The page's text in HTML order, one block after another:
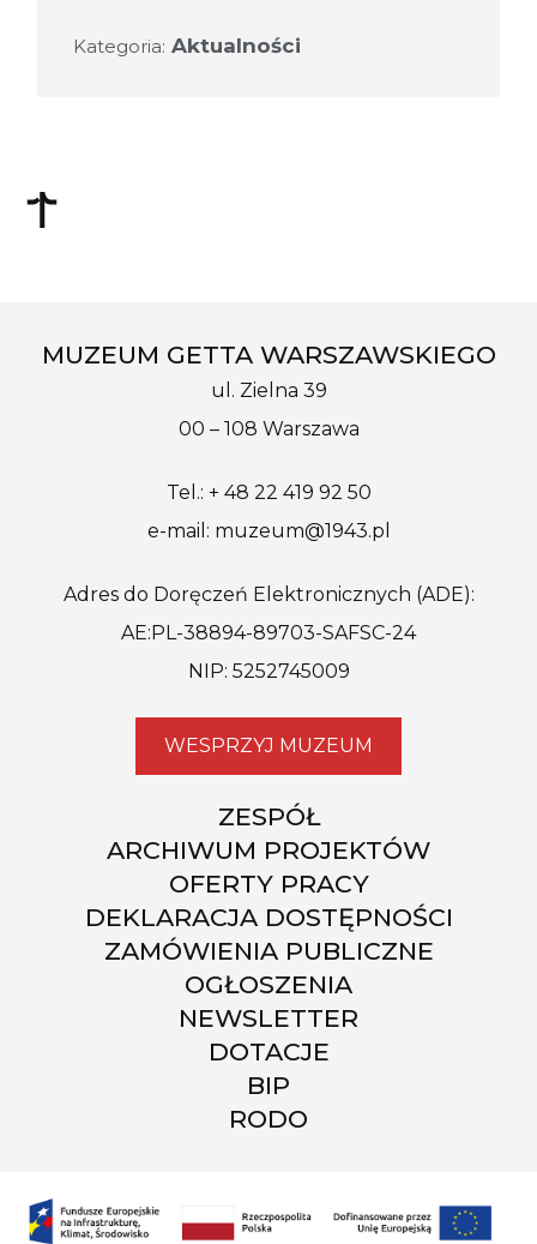
Kategoria: Aktualności
MUZEUM GETTA WARSZAWSKIEGO
ul. Zielna 39
00 – 108 Warszawa
Tel.: + 48 22 419 92 50
e-mail: muzeum@1943.pl
Adres do Doręczeń Elektronicznych (ADE):
AE:PL-38894-89703-SAFSC-24
NIP: 5252745009
WESPRZYJ MUZEUM
ZESPÓŁ
ARCHIWUM PROJEKTÓW
OFERTY PRACY
DEKLARACJA DOSTĘPNOŚCI
ZAMÓWIENIA PUBLICZNE
OGŁOSZENIA
NEWSLETTER
DOTACJE
BIP
RODO